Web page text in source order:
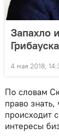
Запахло
4 мая 2018,
По словам
право знать,
происходит
интересы